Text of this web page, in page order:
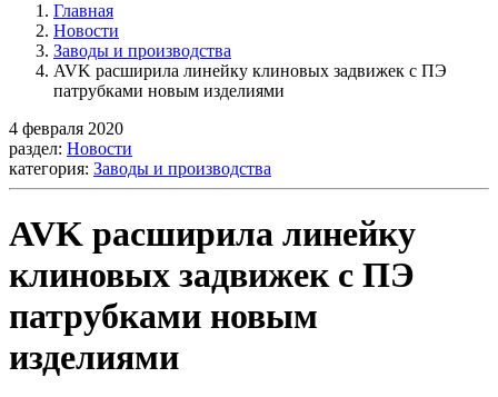
Главная
Новости
Заводы и производства
AVK расширила линейку клиновых задвижек с ПЭ
патрубками новым изделиями
4 февраля 2020
раздел: Новости
категория: Заводы и производства
AVK расширила линейку
клиновых задвижек с ПЭ
патрубками новым
изделиями